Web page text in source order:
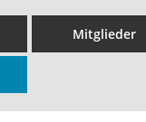
Mitglieder